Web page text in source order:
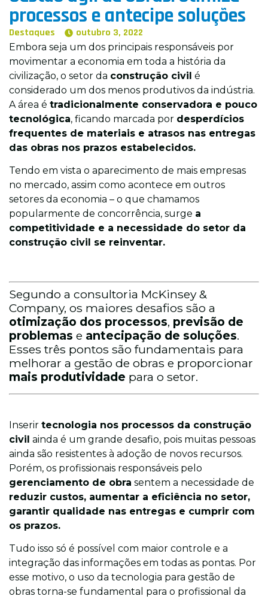
(11) 3042-5698
contato@appobra.com.br
processos e antecipe soluções
Destaques outubro 3, 2022
Embora seja um dos principais responsáveis por
movimentar a economia em toda a história da
civilização, o setor da construção civil é
considerado um dos menos produtivos da indústria.
A área é tradicionalmente conservadora e pouco
tecnológica, ficando marcada por desperdícios
frequentes de materiais e atrasos nas entregas
das obras nos prazos estabelecidos.
Tendo em vista o aparecimento de mais empresas
no mercado, assim como acontece em outros
setores da economia – o que chamamos
popularmente de concorrência, surge a
competitividade e a necessidade do setor da
construção civil se reinventar.
Segundo a consultoria McKinsey &
Company, os maiores desafios são a
otimização dos processos, previsão de
problemas e antecipação de soluções.
Esses três pontos são fundamentais para
melhorar a gestão de obras e proporcionar
mais produtividade para o setor.
Inserir tecnologia nos processos da construção
civil ainda é um grande desafio, pois muitas pessoas
ainda são resistentes à adoção de novos recursos.
Porém, os profissionais responsáveis pelo
gerenciamento de obra sentem a necessidade de
reduzir custos, aumentar a eficiência no setor,
garantir qualidade nas entregas e cumprir com
os prazos.
Tudo isso só é possível com maior controle e a
integração das informações em todas as pontas. Por
esse motivo, o uso da tecnologia para gestão de
obras torna-se fundamental para o profissional da